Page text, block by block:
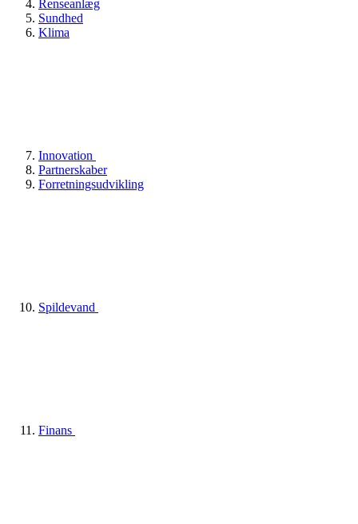
Renseanlæg
Sundhed
Klima
Innovation
Partnerskaber
Forretningsudvikling
Spildevand
Finans